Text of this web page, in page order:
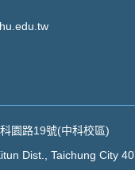
園路19號(中科校區)
Dist., Taichung City